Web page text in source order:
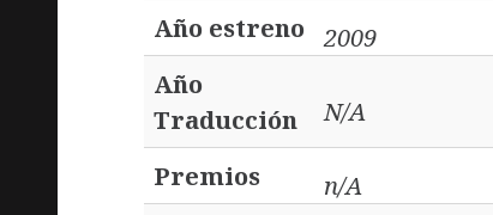
Año estreno 2009
Año
Traducción
N/A
Premios
n/A